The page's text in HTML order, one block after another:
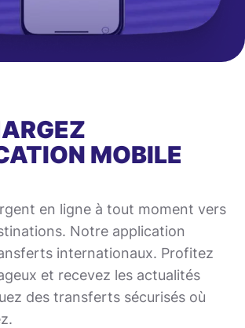
MOBILE
en ligne à tout moment vers
Notre application
internationaux. Profitez
et recevez les actualités
des transferts sécurisés où